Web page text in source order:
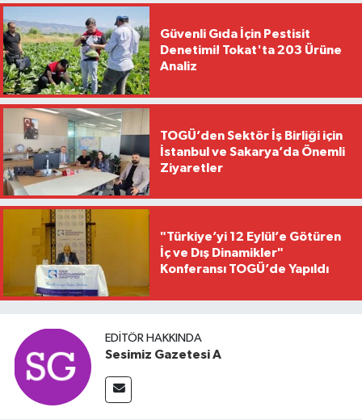
Güvenli Gıda İçin Pestisit
Denetimi! Tokat'ta 203 Ürüne
Analiz
TOGÜ’den Sektör İş Birliği için
İstanbul ve Sakarya’da Önemli
Ziyaretler
"Türkiye’yi 12 Eylül’e Götüren
İç ve Dış Dinamikler"
Konferansı TOGÜ’de Yapıldı
EDITÖR HAKKINDA
Sesimiz Gazetesi A